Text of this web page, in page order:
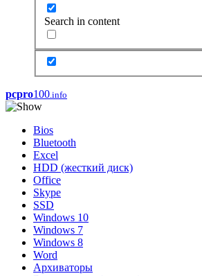
Search in content
pcpro100.info
Bios
Bluetooth
Excel
HDD (жесткий диск)
Office
Skype
SSD
Windows 10
Windows 7
Windows 8
Word
Архиваторы